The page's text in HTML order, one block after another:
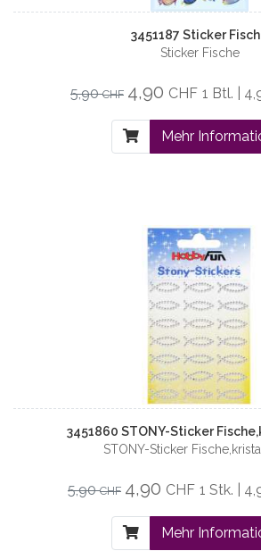
3451187 Sticker
Sticker Fische
5,90CHF 4,90 CHF 1 Btl. |
Mehr
3451860 STONY-Sticker
STONY-Sticker
5,90CHF 4,90 CHF 1 Stk. |
Mehr